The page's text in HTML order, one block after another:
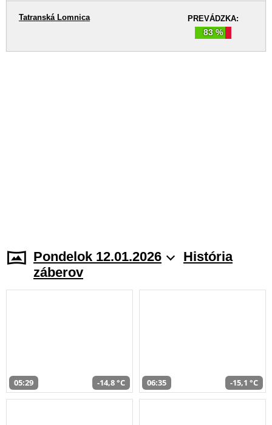
PREVÁDZKA:
83 %
Tatranská Lomnica
Pondelok 12.01.2026
História
záberov
05:29 -14,8 °C 06:35 -15,1 °C